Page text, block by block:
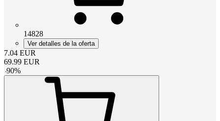
14828
Ver detalles de la oferta
7.04 EUR
69.99 EUR
-90%